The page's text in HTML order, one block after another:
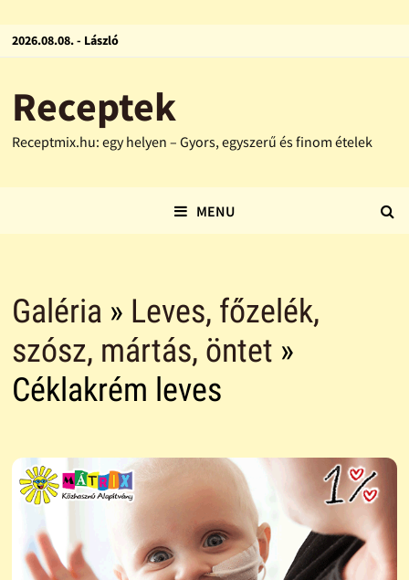
2026.08.08. - László
Receptek
Receptmix.hu: egy helyen – Gyors, egyszerű és finom ételek
MENU
Galéria » Leves, főzelék,
szósz, mártás, öntet »
Céklakrém leves